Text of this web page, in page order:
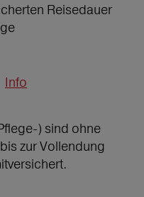
Reisedauer
Info
) sind ohne
zur Vollendung